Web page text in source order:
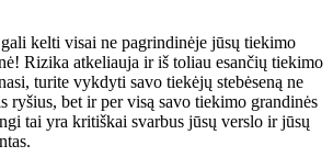
kelti visai ne pagrindinėje jūsų tiekimo
Rizika atkeliauja ir iš toliau esančių tiekimo
turite vykdyti savo tiekėjų stebėseną ne
ryšius, bet ir per visą savo tiekimo grandinės
tai yra kritiškai svarbus jūsų verslo ir jūsų